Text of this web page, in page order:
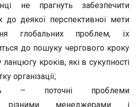
не прагнуть забезпечити
до деякої перспективної мети
глобальних проблем, їх
до пошуку чергового кроку
кроків, які в сукупності
організації;
– поточні проблеми
різними менеджерами і